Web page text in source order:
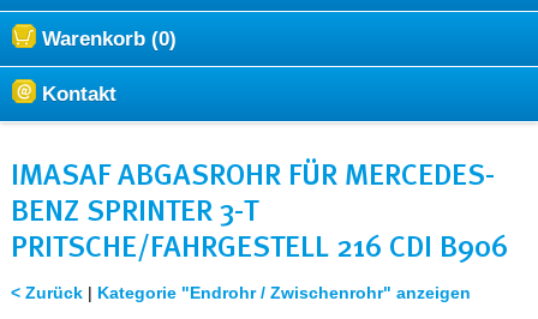
Warenkorb (0)
Kontakt
IMASAF ABGASROHR FÜR MERCEDES-
BENZ SPRINTER 3-T
PRITSCHE/FAHRGESTELL 216 CDI B906
< Zurück| Kategorie "Endrohr / Zwischenrohr" anzeigen